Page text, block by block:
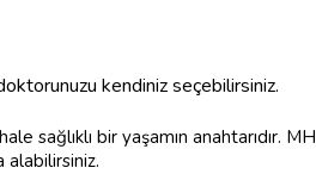
kendiniz seçebilirsiniz.
sağlıklı bir yaşamın anahtarıdır.
alabilirsiniz.